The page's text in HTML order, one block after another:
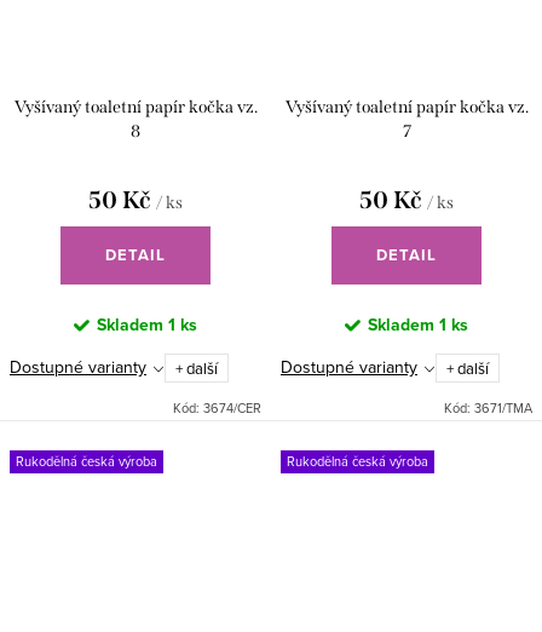
Vyšívaný toaletní papír kočka vz.
8
50 Kč / ks
DETAIL
Skladem 1 ks
Dostupné varianty + další
Kód: 3674/CER
Vyšívaný toaletní papír kočka vz.
7
50 Kč / ks
DETAIL
Skladem 1 ks
Dostupné varianty + další
Kód: 3671/TMA
Rukodělná česká výroba Rukodělná česká výroba